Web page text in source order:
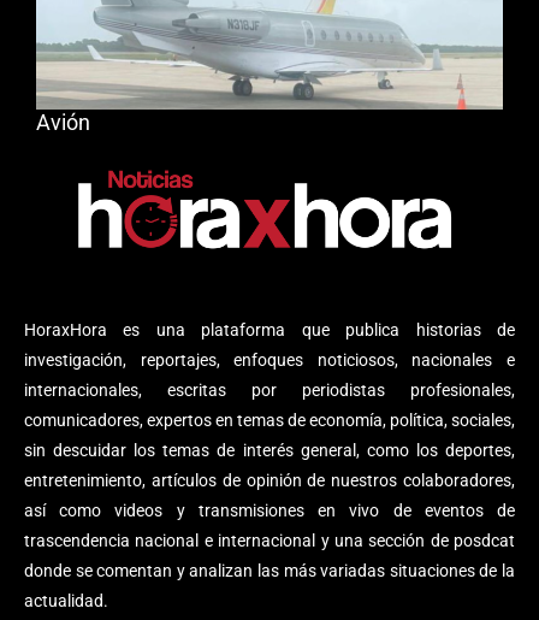
HoraxHora es una plataforma que publica historias de
investigación, reportajes, enfoques noticiosos, nacionales e
internacionales, escritas por periodistas profesionales,
comunicadores, expertos en temas de economía, política, sociales,
sin descuidar los temas de interés general, como los deportes,
entretenimiento, artículos de opinión de nuestros colaboradores,
así como videos y transmisiones en vivo de eventos de
trascendencia nacional e internacional y una sección de posdcat
donde se comentan y analizan las más variadas situaciones de la
actualidad.
Avión